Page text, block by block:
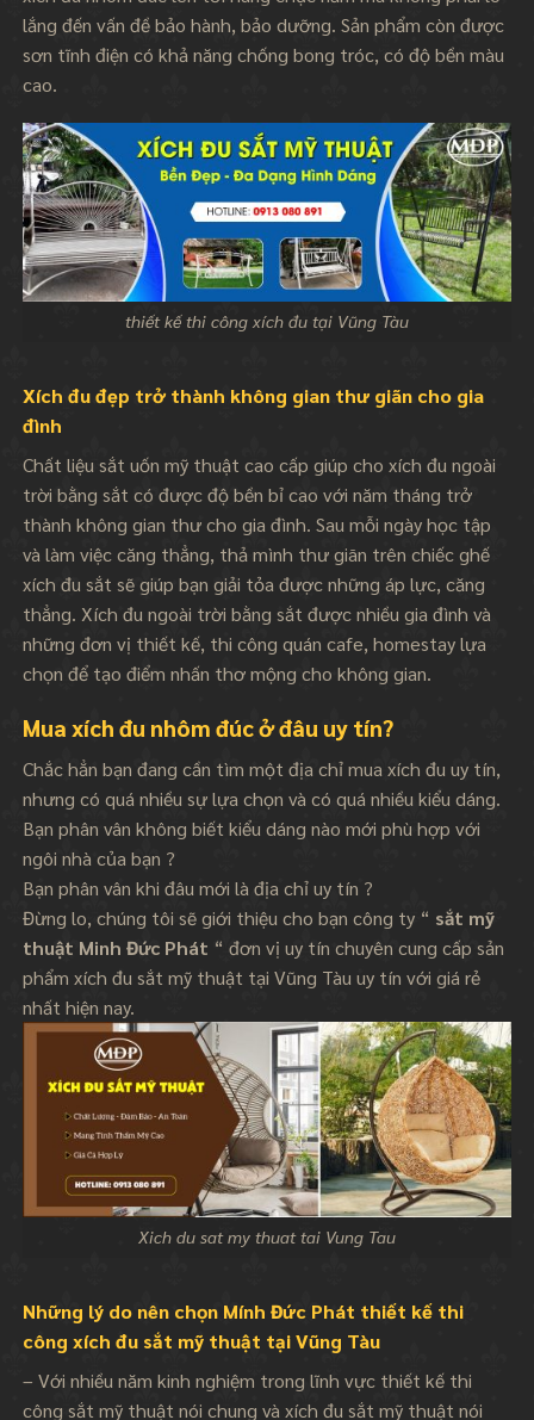
lắng đến vấn đề bảo hành, bảo dưỡng. Sản phẩm còn được
sơn tĩnh điện có khả năng chống bong tróc, có độ bền màu
cao.
thiết kế thi công xích đu tại Vũng Tàu
Xích đu đẹp trở thành không gian thư giãn cho gia
đình
Chất liệu sắt uốn mỹ thuật cao cấp giúp cho xích đu ngoài
trời bằng sắt có được độ bền bỉ cao với năm tháng trở
thành không gian thư cho gia đình. Sau mỗi ngày học tập
và làm việc căng thẳng, thả mình thư giãn trên chiếc ghế
xích đu sắt sẽ giúp bạn giải tỏa được những áp lực, căng
thẳng. Xích đu ngoài trời bằng sắt được nhiều gia đình và
những đơn vị thiết kế, thi công quán cafe, homestay lựa
chọn để tạo điểm nhấn thơ mộng cho không gian.
Mua xích đu nhôm đúc ở đâu uy tín?
Chắc hẳn bạn đang cần tìm một địa chỉ mua xích đu uy tín,
nhưng có quá nhiều sự lựa chọn và có quá nhiều kiểu dáng.
Bạn phân vân không biết kiểu dáng nào mới phù hợp với
ngôi nhà của bạn ?
Bạn phân vân khi đâu mới là địa chỉ uy tín ?
Đừng lo, chúng tôi sẽ giới thiệu cho bạn công ty “ sắt mỹ
thuật Minh Đức Phát “ đơn vị uy tín chuyên cung cấp sản
phẩm xích đu sắt mỹ thuật tại Vũng Tàu uy tín với giá rẻ
nhất hiện nay.
Xich du sat my thuat tai Vung Tau
Những lý do nên chọn Mính Đức Phát thiết kế thi
công xích đu sắt mỹ thuật tại Vũng Tàu
– Với nhiều năm kinh nghiệm trong lĩnh vực thiết kế thi
công sắt mỹ thuật nói chung và xích đu sắt mỹ thuật nói